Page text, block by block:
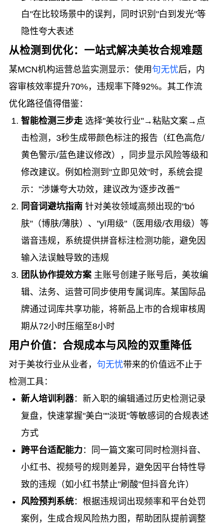
白"在比较场景中的误判，同时识别"白到发光"等
隐性夸大表述
从检测到优化：一站式解决美妆合规难题
某MCN机构运营总监实测显示：使用句无忧后，内
容审核效率提升70%，违规率下降92%。其工作流
优化路径值得借鉴：
智能检测三步走选择"美妆行业"→粘贴文案→点
击检测，3秒生成带颜色标注的报告（红色高危/
黄色警示/蓝色建议修改），同步显示风险等级和
修改建议。例如检测到"立即见效"时，系统会提
示："涉嫌夸大功效，建议改为'逐步改善'"
同音词避坑指南针对美妆领域高频出现的"bó
肤"（博肤/薄肤）、"yī用级"（医用级/衣用级）等
谐音违规，系统提供拼音标注检测功能，避免因
输入法误触导致的违规
团队协作提效方案主账号创建子账号后，美妆编
辑、法务、运营可同步使用专属词库。某国际品
牌通过词库共享功能，将新品上市的合规审核周
期从72小时压缩至8小时
用户价值：合规成本与风险的双重降低
对于美妆行业从业者， 句无忧带来的价值远不止于
检测工具：
新人培训利器：新入职的编辑通过历史检测记录
复盘，快速掌握"美白""淡斑"等敏感词的合规表述
方式
跨平台适配能力 ：同一篇文案可同时检测抖音、
小红书、视频号的规则差异，避免因平台特性导
致的违规（如小红书禁止"刷酸"但抖音允许）
风险预判系统：根据违规词出现频率和平台处罚
案例，生成合规风险热力图，帮助团队提前调整